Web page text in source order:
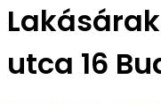
utca 16